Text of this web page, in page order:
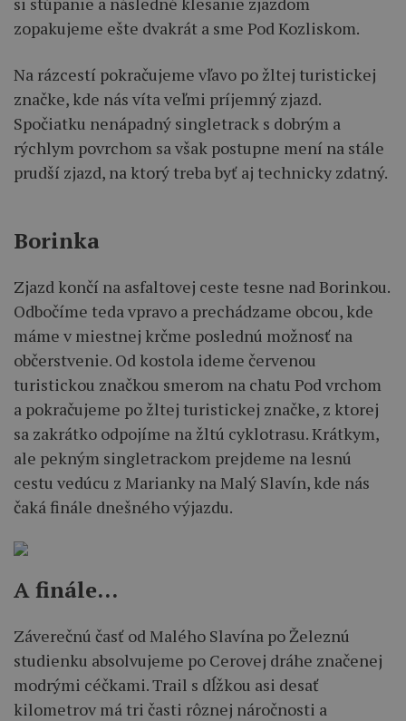
zopakujeme ešte dvakrát a sme Pod Kozliskom.
Na rázcestí pokračujeme vľavo po žltej turistickej
značke, kde nás víta veľmi príjemný zjazd.
Spočiatku nenápadný singletrack s dobrým a
rýchlym povrchom sa však postupne mení na stále
prudší zjazd, na ktorý treba byť aj technicky zdatný.
Borinka
Zjazd končí na asfaltovej ceste tesne nad Borinkou.
Odbočíme teda vpravo a prechádzame obcou, kde
máme v miestnej krčme poslednú možnosť na
občerstvenie. Od kostola ideme červenou
turistickou značkou smerom na chatu Pod vrchom
a pokračujeme po žltej turistickej značke, z ktorej
sa zakrátko odpojíme na žltú cyklotrasu. Krátkym,
ale pekným singletrackom prejdeme na lesnú
cestu vedúcu z Marianky na Malý Slavín, kde nás
čaká finále dnešného výjazdu.
A finále…
Záverečnú časť od Malého Slavína po Železnú
studienku absolvujeme po Cerovej dráhe značenej
modrými céčkami. Trail s dĺžkou asi desať
kilometrov má tri časti rôznej náročnosti a